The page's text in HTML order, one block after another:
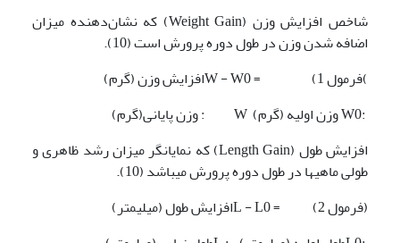
شاخص افزایش وزن (Weight Gain) که نشان‌دهنده میزان
اضافه شدن وزن در طول دوره پرورش است (10).
)فرمول 1) = W - W0افزایش وزن (گرم)
:W0 وزن اولیه (گرم) W : وزن پایانی(گرم)
افزایش طول (Length Gain) که نمایانگر میزان رشد ظاهری و
طولی ماهی­ها در طول دوره پرورش می­باشد (10).
(فرمول 2) = L - L0افزایش طول (میلی­متر)